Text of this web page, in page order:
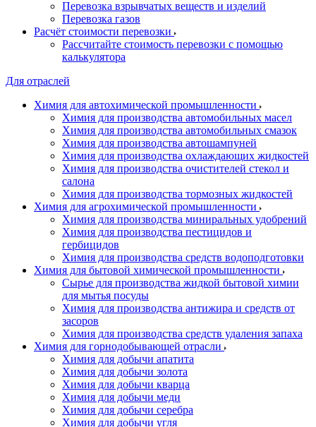
Перевозка взрывчатых веществ и изделий
Перевозка газов
Расчёт стоимости перевозки
Рассчитайте стоимость перевозки с помощью
калькулятора
Для отраслей
Химия для автохимической промышленности
Химия для производства автомобильных масел
Химия для производства автомобильных смазок
Химия для производства автошампуней
Химия для производства охлаждающих жидкостей
Химия для производства очистителей стекол и
салона
Химия для производства тормозных жидкостей
Химия для агрохимической промышленности
Химия для производства миниральных удобрений
Химия для производства пестицидов и
гербицидов
Химия для производства средств водоподготовки
Химия для бытовой химической промышленности
Сырье для производства жидкой бытовой химии
для мытья посуды
Химия для производства антижира и средств от
засоров
Химия для производства средств удаления запаха
Химия для горнодобывающей отрасли
Химия для добычи апатита
Химия для добычи золота
Химия для добычи кварца
Химия для добычи меди
Химия для добычи серебра
Химия для добычи угля